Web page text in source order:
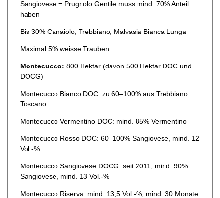
Sangiovese = Prugnolo Gentile muss mind. 70% Anteil
haben
Bis 30% Canaiolo, Trebbiano, Malvasia Bianca Lunga
Maximal 5% weisse Trauben
Montecucco: 800 Hektar (davon 500 Hektar DOC und
DOCG)
Montecucco Bianco DOC: zu 60–100% aus Trebbiano
Toscano
Montecucco Vermentino DOC: mind. 85% Vermentino
Montecucco Rosso DOC: 60–100% Sangiovese, mind. 12
Vol.-%
Montecucco Sangiovese DOCG: seit 2011; mind. 90%
Sangiovese, mind. 13 Vol.-%
Montecucco Riserva: mind. 13,5 Vol.-%, mind. 30 Monate